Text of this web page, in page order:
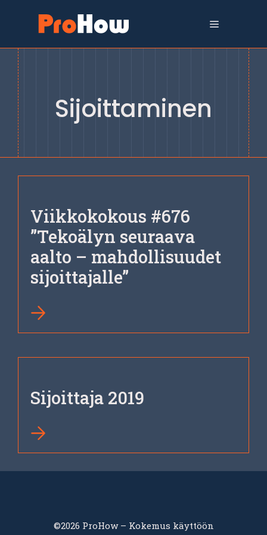
sisältöön
Valikko
Sijoittaminen
Viikkokokous #676
”Tekoälyn seuraava
aalto – mahdollisuudet
sijoittajalle”
Sijoittaja 2019
©2026 ProHow – Kokemus käyttöön